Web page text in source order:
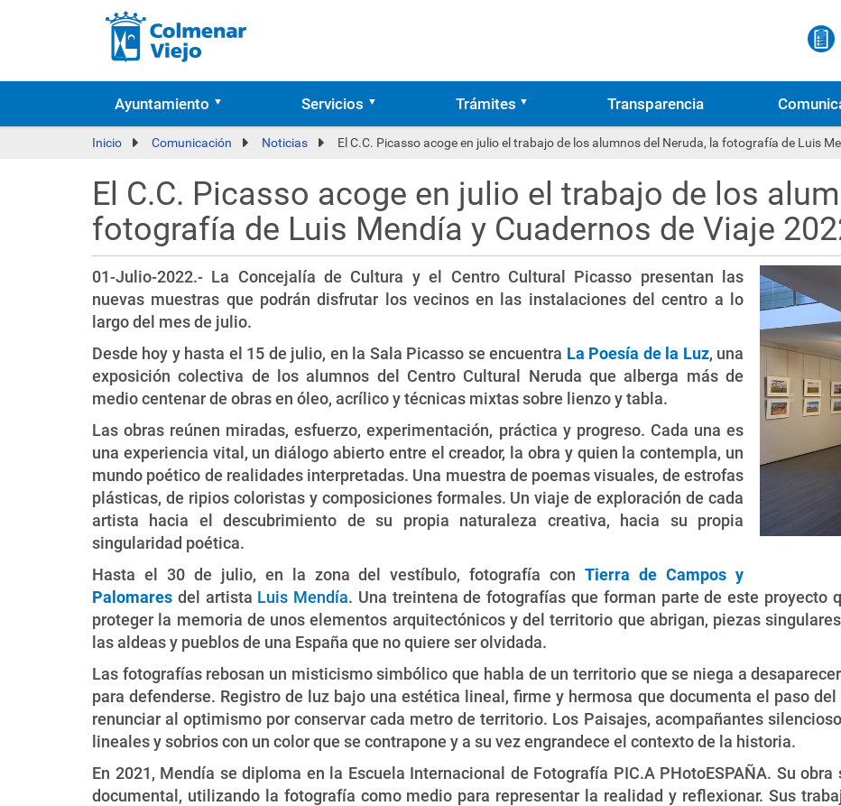
Ayuntamiento Servicios Trámites Transparencia
Inicio Comunicación Noticias El C.C. Picasso acoge en julio el trabajo de los alumnos del Neruda, la fotografía de Luis
El C.C. Picasso acoge en julio el trabajo de los
fotografía de Luis Mendía y Cuadernos de Viaje
01-Julio-2022.- La Concejalía de Cultura y el Centro Cultural Picasso presentan las
nuevas muestras que podrán disfrutar los vecinos en las instalaciones del centro a lo
largo del mes de julio.
Desde hoy y hasta el 15 de julio, en la Sala Picasso se encuentra La Poesía de la Luz, una
exposición colectiva de los alumnos del Centro Cultural Neruda que alberga más de
medio centenar de obras en óleo, acrílico y técnicas mixtas sobre lienzo y tabla.
Las obras reúnen miradas, esfuerzo, experimentación, práctica y progreso. Cada una es
una experiencia vital, un diálogo abierto entre el creador, la obra y quien la contempla, un
mundo poético de realidades interpretadas. Una muestra de poemas visuales, de estrofas
plásticas, de ripios coloristas y composiciones formales. Un viaje de exploración de cada
artista hacia el descubrimiento de su propia naturaleza creativa, hacia su propia
singularidad poética.
Hasta el 30 de julio, en la zona del vestíbulo, fotografía conTierra de Campos y
Palomares del artista Luis Mendía. Una treintena de fotografías que forman parte de este proyecto
proteger la memoria de unos elementos arquitectónicos y del territorio que abrigan, piezas
las aldeas y pueblos de una España que no quiere ser olvidada.
Las fotografías rebosan un misticismo simbólico que habla de un territorio que se niega a
para defenderse. Registro de luz bajo una estética lineal, firme y hermosa que documenta el paso
renunciar al optimismo por conservar cada metro de territorio. Los Paisajes, acompañantes
lineales y sobrios con un color que se contrapone y a su vez engrandece el contexto de la historia.
En 2021, Mendía se diploma en la Escuela Internacional de Fotografía PIC.A PHotoESPAÑA. Su
documental, utilizando la fotografía como medio para representar la realidad y reflexionar. Sus